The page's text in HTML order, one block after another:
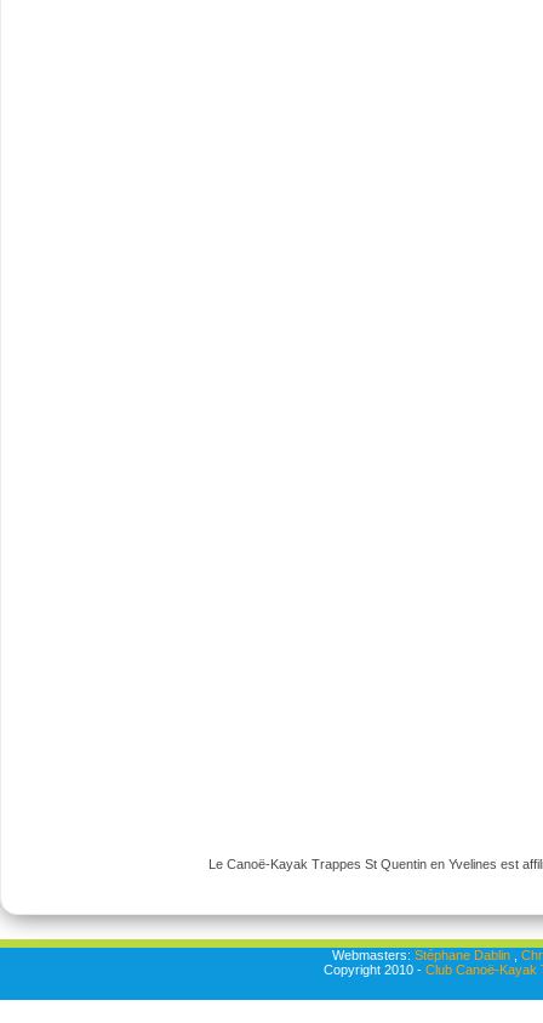
Le Canoë-Kayak Trappes St Quentin en Yvelines est
Webmasters: Stéphane Dablin,
Copyright 2010 - Club Canoë-Kayak